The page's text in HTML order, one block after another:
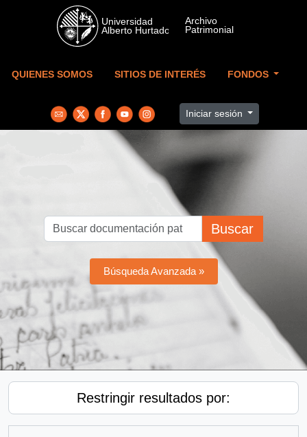
Skip to main content
QUIENES SOMOS SITIOS DE INTERÉS FONDOS
Iniciar sesión
Buscar
Búsqueda Avanzada »
Restringir resultados por: